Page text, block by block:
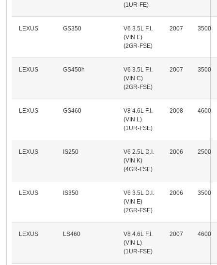
(1UR-FE)
LEXUS GS350
V6 3.5L F.I.
(VIN E)
(2GR-FSE)
2007 3500
LEXUS GS450h
V6 3.5L F.I.
(VIN C)
(2GR-FSE)
2007 3500
LEXUS GS460
V8 4.6L F.I.
(VIN L)
(1UR-FSE)
2008 4600
LEXUS IS250
V6 2.5L D.I.
(VIN K)
(4GR-FSE)
2006 2500
LEXUS IS350
V6 3.5L D.I.
(VIN E)
(2GR-FSE)
2006 3500
LEXUS LS460
V8 4.6L F.I.
(VIN L)
(1UR-FSE)
2007 4600